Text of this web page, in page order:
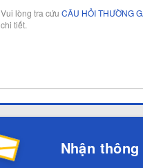
Vui lòng tra cứuCÂU HỎI THƯỜNG
chi tiết.
Nhận